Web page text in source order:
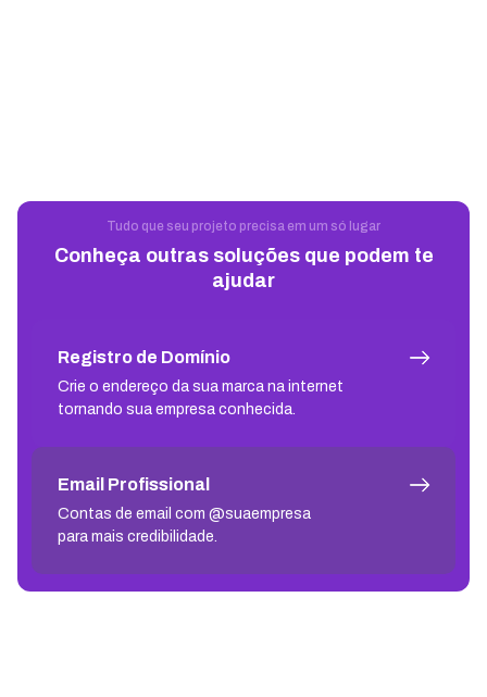
Tudo que seu projeto precisa em um só lugar
Conheça outras soluções que podem te
ajudar
Registro de Domínio
Crie o endereço da sua marca na internet
tornando sua empresa conhecida.
Email Profissional
Contas de email com @suaempresa
para mais credibilidade.